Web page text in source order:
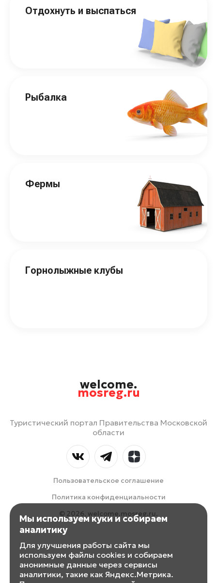
Отдохнуть и выспаться
Рыбалка
Фермы
Горнолыжные клубы
welcome.
mosreg.ru
Туристический портал Правительства Московской
области
Пользовательское соглашение
Политика конфиденциальности
© 2026, welcome.mosreg.ru.
Мы используем куки и собираем
аналитику
Для улучшения работы сайта мы
используем файлы cookies и собираем
анонимные данные через сервисы
аналитики, такие как Яндекс.Метрика.